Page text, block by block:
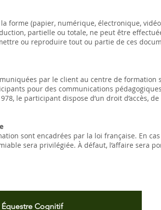
forme (papier, numérique, électronique,
partielle ou totale, ne peut être
ou reproduire tout ou partie de ces
par le client au centre de
pour des communications
le participant dispose d’un droit d’accès,
sont encadrées par la loi française. En
sera privilégiée. À défaut, l’affaire sera
Cognitif